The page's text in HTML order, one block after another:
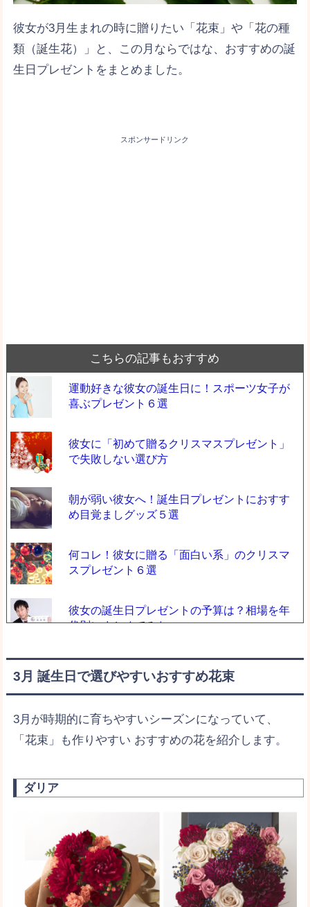
彼女が3月生まれの時に贈りたい「花束」や「花の種
類（誕生花）」と、この月ならではな、おすすめの誕
生日プレゼントをまとめました。
スポンサードリンク
こちらの記事もおすすめ
運動好きな彼女の誕生日に！スポーツ女子が
喜ぶプレゼント６選
彼女に「初めて贈るクリスマスプレゼント」
で失敗しない選び方
朝が弱い彼女へ！誕生日プレゼントにおすす
め目覚ましグッズ５選
何コレ！彼女に贈る「面白い系」のクリスマ
スプレゼント６選
彼女の誕生日プレゼントの予算は？相場を年
代別にまとめてみた
生日プレゼント７選
誕生日プレゼントの「洋服」で彼女にがっか
りされない選び方
保育士の彼女の誕生日プレゼント用に喜ばれ
海好きな彼女が喜ぶ！海にちなんだ誕生日プ
レゼント６選
【誕生花】10月が誕生日の彼女におすすめの
花束＆誕生花まとめ
3月 誕生日で選びやすいおすすめ花束
3月が時期的に育ちやすいシーズンになっていて、
「花束」も作りやすい おすすめの花を紹介します。
ダリア